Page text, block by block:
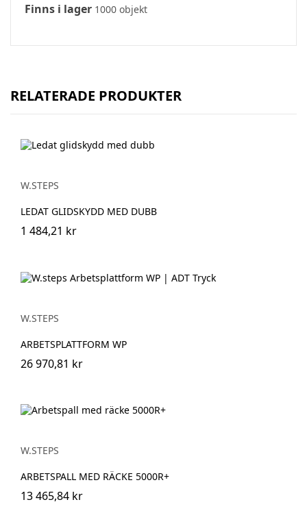
Finns i lager 1000 objekt
RELATERADE PRODUKTER
W.STEPS
LEDAT GLIDSKYDD MED DUBB
1 484,21 kr
W.STEPS
ARBETSPLATTFORM WP
26 970,81 kr
W.STEPS
ARBETSPALL MED RÄCKE 5000R+
13 465,84 kr